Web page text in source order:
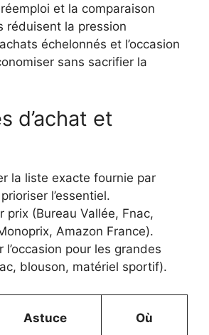
et la comparaison
réduisent la pression
échelonnés et l’occasion
sans sacrifier la
d’achat et
la liste exacte fournie par
l’essentiel.
prix (Bureau Vallée, Fnac,
Amazon France).
l’occasion pour les grandes
blouson, matériel sportif).
Astuce Où